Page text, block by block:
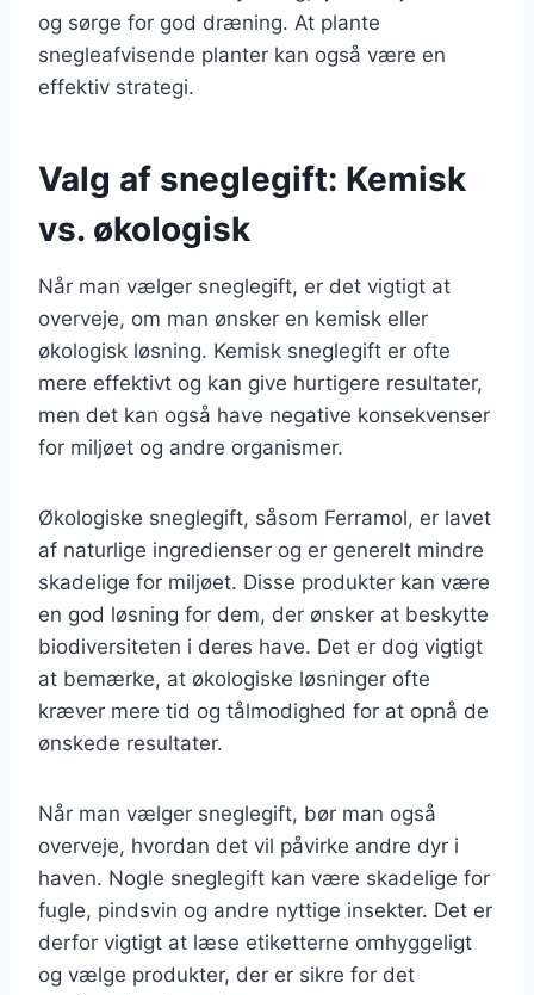
og sørge for god dræning. At plante
snegleafvisende planter kan også være en
effektiv strategi.
Valg af sneglegift: Kemisk
vs. økologisk
Når man vælger sneglegift, er det vigtigt at
overveje, om man ønsker en kemisk eller
økologisk løsning. Kemisk sneglegift er ofte
mere effektivt og kan give hurtigere resultater,
men det kan også have negative konsekvenser
for miljøet og andre organismer.
Økologiske sneglegift, såsom Ferramol, er lavet
af naturlige ingredienser og er generelt mindre
skadelige for miljøet. Disse produkter kan være
en god løsning for dem, der ønsker at beskytte
biodiversiteten i deres have. Det er dog vigtigt
at bemærke, at økologiske løsninger ofte
kræver mere tid og tålmodighed for at opnå de
ønskede resultater.
Når man vælger sneglegift, bør man også
overveje, hvordan det vil påvirke andre dyr i
haven. Nogle sneglegift kan være skadelige for
fugle, pindsvin og andre nyttige insekter. Det er
derfor vigtigt at læse etiketterne omhyggeligt
og vælge produkter, der er sikre for det